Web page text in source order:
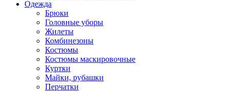
Одежда
Брюки
Головные уборы
Жилеты
Комбинезоны
Костюмы
Костюмы маскировочные
Куртки
Майки, рубашки
Перчатки